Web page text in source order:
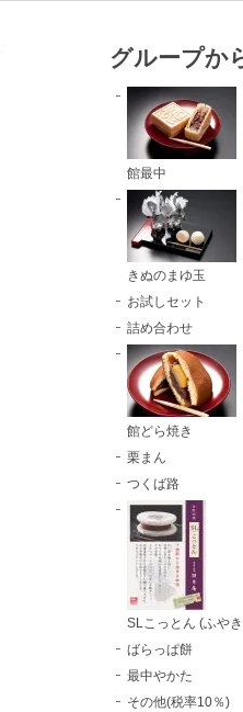
グループか
館最中
きぬのまゆ玉
お試しセット
詰め合わせ
館どら焼き
栗まん
つくば路
SLこっとん (ふや
ばらっぱ餅
最中やかた
その他(税率10％)